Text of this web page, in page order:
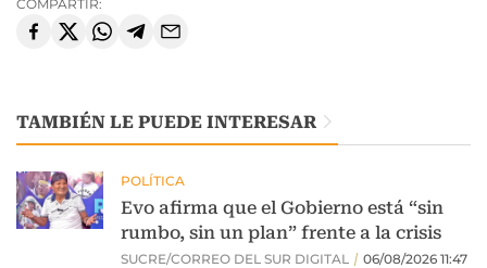
COMPARTIR:
TAMBIÉN LE PUEDE INTERESAR